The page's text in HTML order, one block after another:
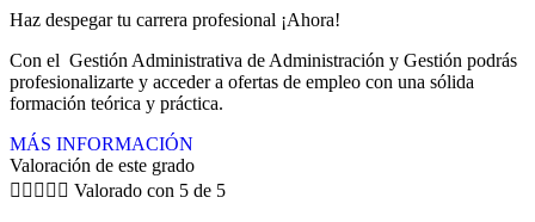
Haz despegar tu carrera profesional ¡Ahora!
Con el Gestión Administrativa de Administración y Gestión podrás
profesionalizarte y acceder a ofertas de empleo con una sólida
formación teórica y práctica.
MÁS INFORMACIÓN
Valoración de este grado
     Valorado con 5 de 5